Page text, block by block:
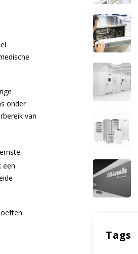
onder
van
een
Tags